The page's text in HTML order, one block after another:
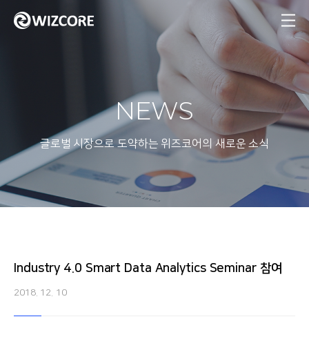
NEWS
글로벌 시장으로 도약하는 위즈코어의 새로운 소식
Industry 4.0 Smart Data Analytics Seminar 참여
2018. 12. 10